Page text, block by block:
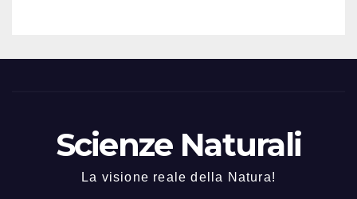
Scienze Naturali
La visione reale della Natura!